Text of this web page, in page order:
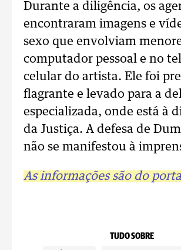
Durante a diligência, os
encontraram imagens e
sexo que envolviam
computador pessoal e no
celular do artista. Ele foi
flagrante e levado para a
especializada, onde está à
da Justiça. A defesa de
não se manifestou à
As informações são do
TUDO SOBRE